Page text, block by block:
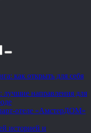
как открыть для себя
лучшие направления для
отеле «АмстерДОМ»
историей и